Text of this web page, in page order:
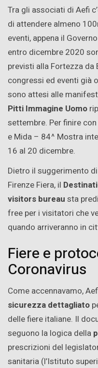
Tra gli associati di Aefi
di attendere almeno
eventi, appena il
entro dicembre 2020
previsti alla Fortezza da
congressi ed eventi già
sono attesi alle
Pitti Immagine Uomo
settembre. Per finire con
e Mida – 84^ Mostra
16 al 20 dicembre.
Dietro il suggerimento
Firenze Fiera, il
visitors bureau sta
free per i visitatori che
quando arriveranno in
Fiere e
Coronavirus
Come accennavamo,
sicurezza dettagliato
delle fiere italiane. Il
seguono la logica della
prescrizioni del
sanitaria (l’Istituto